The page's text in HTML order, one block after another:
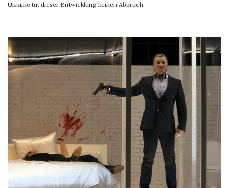
Ukraine tut dieser Entwicklung keinen Abbruch.